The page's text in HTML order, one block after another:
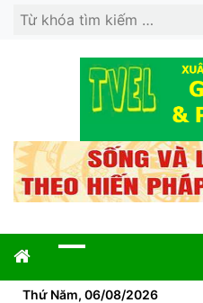
Search
Thứ Năm, 06/08/2026